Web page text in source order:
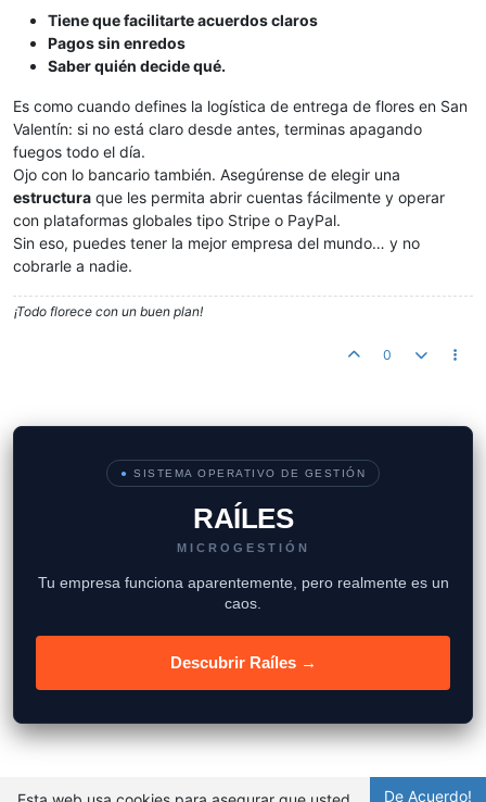
Tiene que facilitarte acuerdos claros
Pagos sin enredos
Saber quién decide qué.
Es como cuando defines la logística de entrega de flores en San
Valentín: si no está claro desde antes, terminas apagando
fuegos todo el día.
Ojo con lo bancario también. Asegúrense de elegir una
estructura que les permita abrir cuentas fácilmente y operar
con plataformas globales tipo Stripe o PayPal.
Sin eso, puedes tener la mejor empresa del mundo… y no
cobrarle a nadie.
¡Todo florece con un buen plan!
0
● SISTEMA OPERATIVO DE GESTIÓN
RAÍLES
MICROGESTIÓN
Tu empresa funciona aparentemente, pero realmente es un
caos.
Descubrir Raíles →
De Acuerdo!